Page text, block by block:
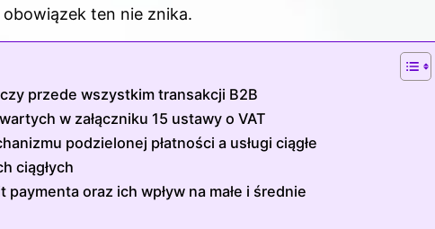
obowiązek ten nie znika.
przede wszystkim transakcji B2B
w załączniku 15 ustawy o VAT
podzielonej płatności a usługi ciągłe
ciągłych
oraz ich wpływ na małe i średnie